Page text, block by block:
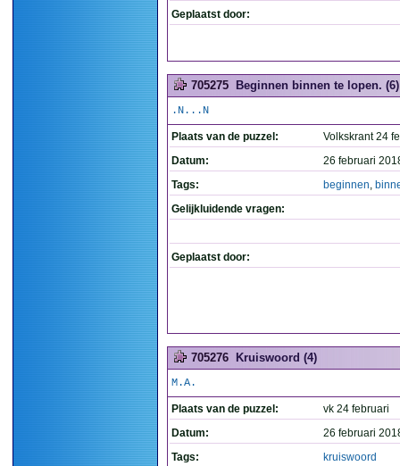
Geplaatst door:
705275 Beginnen binnen te lopen. (6)
.N...N
Plaats van de puzzel:
Volkskrant 24
Datum:
26 februari
Tags:
beginnen,
Gelijkluidende vragen:
Geplaatst door:
705276 Kruiswoord (4)
M.A.
Plaats van de puzzel:
vk 24 februari
Datum:
26 februari
Tags:
kruiswoord